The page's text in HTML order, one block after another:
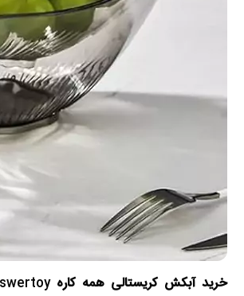
خرید آبکش کریستالی همه کاره